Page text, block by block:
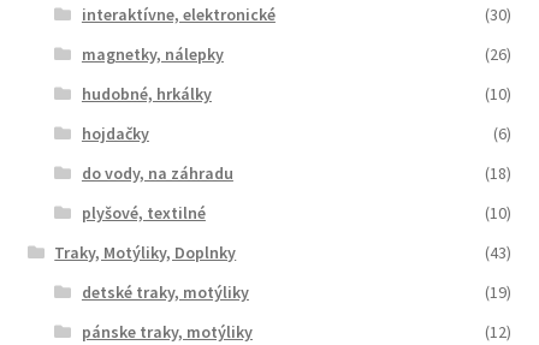
interaktívne, elektronické
(30)
magnetky, nálepky
(26)
hudobné, hrkálky
(10)
hojdačky
(6)
do vody, na záhradu
(18)
plyšové, textilné
(10)
Traky, Motýliky, Doplnky
(43)
detské traky, motýliky
(19)
pánske traky, motýliky
(12)